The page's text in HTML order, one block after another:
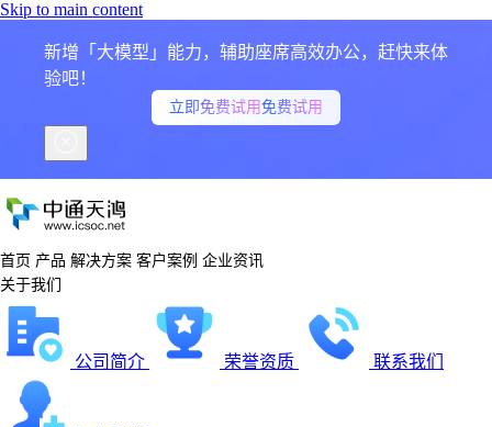
Skip to main content
新增「大模型」能力，辅助座席高效办公，赶快来体
验吧！
立即免费试用免费试用
首页 产品 解决方案 客户案例 企业资讯
关于我们
公司简介 荣誉资质 联系我们